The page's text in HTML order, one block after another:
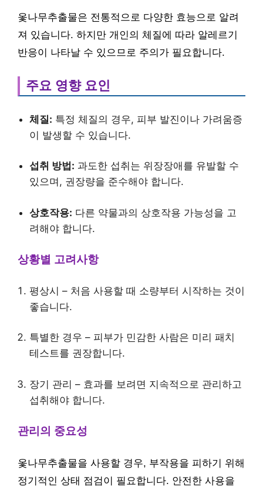
옻나무추출물은 전통적으로 다양한 효능으로 알려
져 있습니다. 하지만 개인의 체질에 따라 알레르기
반응이 나타날 수 있으므로 주의가 필요합니다.
주요 영향 요인
체질: 특정 체질의 경우, 피부 발진이나 가려움증
이 발생할 수 있습니다.
섭취 방법: 과도한 섭취는 위장장애를 유발할 수
있으며, 권장량을 준수해야 합니다.
상호작용: 다른 약물과의 상호작용 가능성을 고
려해야 합니다.
상황별 고려사항
평상시 – 처음 사용할 때 소량부터 시작하는 것이
좋습니다.
특별한 경우 – 피부가 민감한 사람은 미리 패치
테스트를 권장합니다.
장기 관리 – 효과를 보려면 지속적으로 관리하고
섭취해야 합니다.
관리의 중요성
옻나무추출물을 사용할 경우, 부작용을 피하기 위해
정기적인 상태 점검이 필요합니다. 안전한 사용을